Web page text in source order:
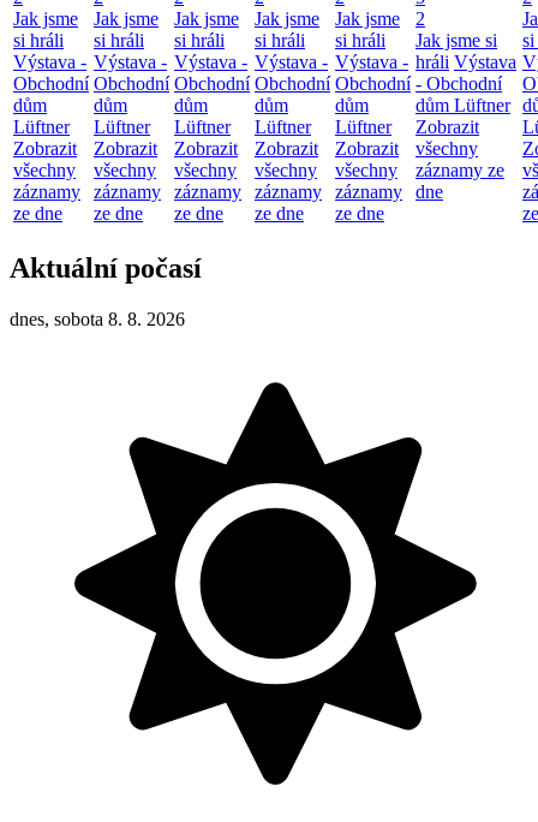
Jak jsme
si hráli
Výstava -
Obchodní
dům
Lüftner
Zobrazit
všechny
záznamy
ze dne
Jak jsme
si hráli
Výstava -
Obchodní
dům
Lüftner
Zobrazit
všechny
záznamy
ze dne
Jak jsme
si hráli
Výstava -
Obchodní
dům
Lüftner
Zobrazit
všechny
záznamy
ze dne
Jak jsme
si hráli
Výstava -
Obchodní
dům
Lüftner
Zobrazit
všechny
záznamy
ze dne
Jak jsme
si hráli
Výstava -
Obchodní
dům
Lüftner
Zobrazit
všechny
záznamy
ze dne
2
Jak jsme si
hráli Výstava
- Obchodní
dům Lüftner
Zobrazit
všechny
záznamy ze
dne
Aktuální počasí
dnes, sobota 8. 8. 2026